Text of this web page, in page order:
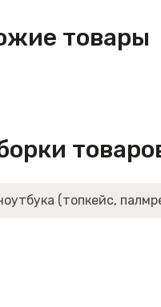
товары
(топкейс,